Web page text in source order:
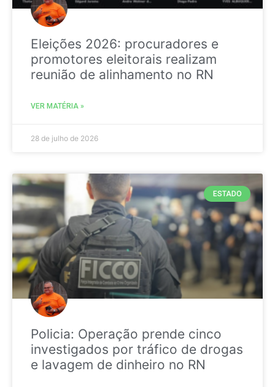
Eleições 2026: procuradores e
promotores eleitorais realizam
reunião de alinhamento no RN
VER MATÉRIA »
28 de julho de 2026
ESTADO
Policia: Operação prende cinco
investigados por tráfico de drogas
e lavagem de dinheiro no RN